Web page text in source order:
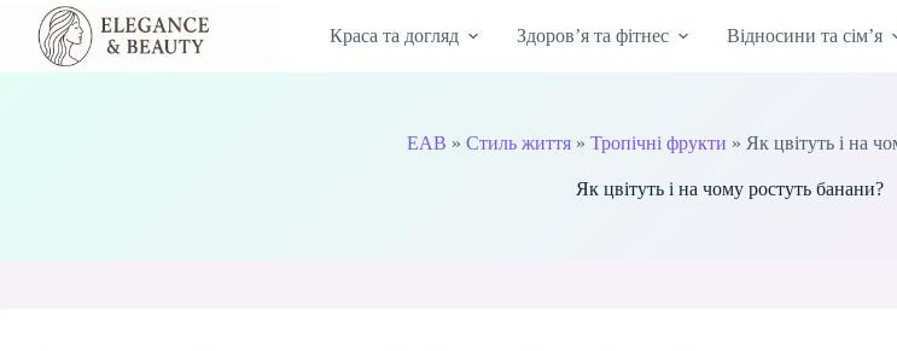
Перейти
вмісту
Краса та догляд Здоров’я та фітнес Відносини та сім’я
EAB » Стиль життя» Тропічні фрукти » Як цвітуть і на
Як цвітуть і на чому ростуть банани?